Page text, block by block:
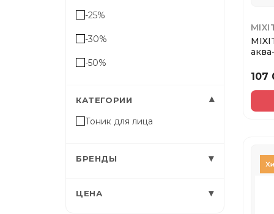
-25%
-30%
-50%
КАТЕГОРИИ ▾
Тоник для лица
БРЕНДЫ ▾
ЦЕНА ▾
107